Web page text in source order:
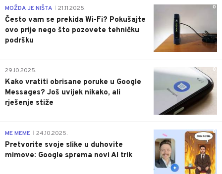
0
MOŽDA JE NIŠTA 21.11.2025.
Često vam se prekida Wi-Fi? Pokušajte
ovo prije nego što pozovete tehničku
podršku
0
29.10.2025.
Kako vratiti obrisane poruke u Google
Messages? Još uvijek nikako, ali
rješenje stiže
0
ME MEME 24.10.2025.
Pretvorite svoje slike u duhovite
mimove: Google sprema novi AI trik